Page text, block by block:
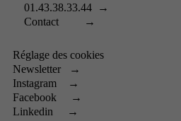
01.43.38.33.44 →
Contact →
Réglage des cookies
Newsletter →
Instagram →
Facebook →
Linkedin →